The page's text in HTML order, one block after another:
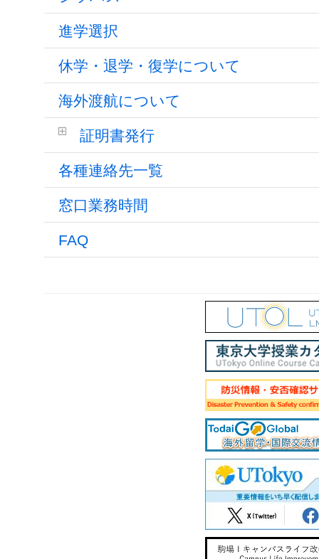
進学選択
休学・退学・復学について
海外渡航について
証明書発行
各種連絡先一覧
窓口業務時間
FAQ